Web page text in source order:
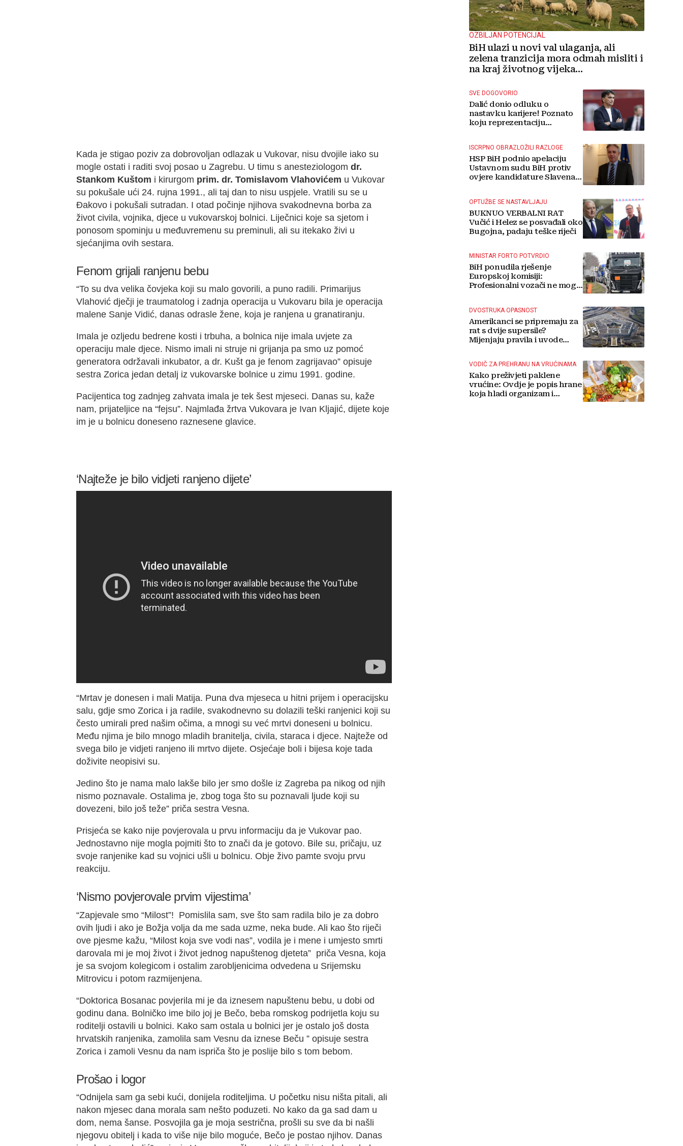
Kada je stigao poziv za dobrovoljan odlazak u Vukovar, nisu dvojile iako su
mogle ostati i raditi svoj posao u Zagrebu. U timu s anesteziologom dr.
Stankom Kuštom i kirurgom prim. dr. Tomislavom Vlahovićem u Vukovar
su pokušale ući 24. rujna 1991., ali taj dan to nisu uspjele. Vratili su se u
Đakovo i pokušali sutradan. I otad počinje njihova svakodnevna borba za
život civila, vojnika, djece u vukovarskoj bolnici. Liječnici koje sa sjetom i
ponosom spominju u međuvremenu su preminuli, ali su itekako živi u
sjećanjima ovih sestara.
Fenom grijali ranjenu bebu
“To su dva velika čovjeka koji su malo govorili, a puno radili. Primarijus
Vlahović dječji je traumatolog i zadnja operacija u Vukovaru bila je operacija
malene Sanje Vidić, danas odrasle žene, koja je ranjena u granatiranju.
Imala je ozljedu bedrene kosti i trbuha, a bolnica nije imala uvjete za
operaciju male djece. Nismo imali ni struje ni grijanja pa smo uz pomoć
generatora održavali inkubator, a dr. Kušt ga je fenom zagrijavao” opisuje
sestra Zorica jedan detalj iz vukovarske bolnice u zimu 1991. godine.
Pacijentica tog zadnjeg zahvata imala je tek šest mjeseci. Danas su, kaže
nam, prijateljice na “fejsu”. Najmlađa žrtva Vukovara je Ivan Kljajić, dijete koje
im je u bolnicu doneseno raznesene glavice.
‘Najteže je bilo vidjeti ranjeno dijete’
“Mrtav je donesen i mali Matija. Puna dva mjeseca u hitni prijem i operacijsku
salu, gdje smo Zorica i ja radile, svakodnevno su dolazili teški ranjenici koji su
često umirali pred našim očima, a mnogi su već mrtvi doneseni u bolnicu.
Među njima je bilo mnogo mladih branitelja, civila, staraca i djece. Najteže od
svega bilo je vidjeti ranjeno ili mrtvo dijete. Osjećaje boli i bijesa koje tada
doživite neopisivi su.
Jedino što je nama malo lakše bilo jer smo došle iz Zagreba pa nikog od njih
nismo poznavale. Ostalima je, zbog toga što su poznavali ljude koji su
dovezeni, bilo još teže” priča sestra Vesna.
Prisjeća se kako nije povjerovala u prvu informaciju da je Vukovar pao.
Jednostavno nije mogla pojmiti što to znači da je gotovo. Bile su, pričaju, uz
svoje ranjenike kad su vojnici ušli u bolnicu. Obje živo pamte svoju prvu
reakciju.
‘Nismo povjerovale prvim vijestima’
“Zapjevale smo “Milost”! Pomislila sam, sve što sam radila bilo je za dobro
ovih ljudi i ako je Božja volja da me sada uzme, neka bude. Ali kao što riječi
ove pjesme kažu, “Milost koja sve vodi nas”, vodila je i mene i umjesto smrti
darovala mi je moj život i život jednog napuštenog djeteta” priča Vesna, koja
je sa svojom kolegicom i ostalim zarobljenicima odvedena u Srijemsku
Mitrovicu i potom razmijenjena.
“Doktorica Bosanac povjerila mi je da iznesem napuštenu bebu, u dobi od
godinu dana. Bolničko ime bilo joj je Bečo, beba romskog podrijetla koju su
roditelji ostavili u bolnici. Kako sam ostala u bolnici jer je ostalo još dosta
hrvatskih ranjenika, zamolila sam Vesnu da iznese Beču ” opisuje sestra
Zorica i zamoli Vesnu da nam ispriča što je poslije bilo s tom bebom.
Prošao i logor
“Odnijela sam ga sebi kući, donijela roditeljima. U početku nisu ništa pitali, ali
nakon mjesec dana morala sam nešto poduzeti. No kako da ga sad dam u
dom, nema šanse. Posvojila ga je moja sestrična, prošli su sve da bi našli
njegovu obitelj i kada to više nije bilo moguće, Bečo je postao njihov. Danas
OZBILJAN POTENCIJAL
BiH ulazi u novi val ulaganja, ali
zelena tranzicija mora odmah misliti i
na kraj životnog vijeka
SVE DOGOVORIO
Dalić donio odluku o
nastavku karijere! Poznato
koju reprezentaciju
ISCRPNO OBRAZLOŽILI RAZLOGE
HSP BiH podnio apelaciju
Ustavnom sudu BiH protiv
ovjere kandidature Slavena
OPTUŽBE SE NASTAVLJAJU
BUKNUO VERBALNI RAT
Vučić i Helez se posvađali oko
Bugojna, padaju teške riječi
MINISTAR FORTO POTVRDIO
BiH ponudila rješenje
Europskoj komisiji:
Profesionalni vozači ne mogu
DVOSTRUKA OPASNOST
Amerikanci se pripremaju za
rat s dvije supersile?
Mijenjaju pravila i uvode
VODIČ ZA PREHRANU NA VRUĆINAMA
Kako preživjeti paklene
vrućine: Ovdje je popis hrane
koja hladi organizam i